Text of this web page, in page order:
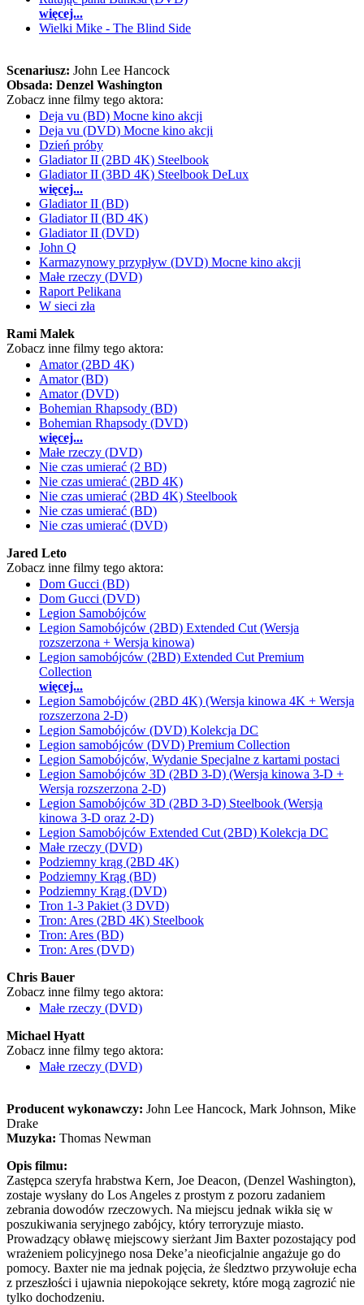
więcej...
Wielki Mike - The Blind Side
Scenariusz: John Lee Hancock
Obsada: Denzel Washington
Zobacz inne filmy tego aktora:
Deja vu (BD) Mocne kino akcji
Deja vu (DVD) Mocne kino akcji
Dzień próby
Gladiator II (2BD 4K) Steelbook
Gladiator II (3BD 4K) Steelbook DeLux
więcej...
Gladiator II (BD)
Gladiator II (BD 4K)
Gladiator II (DVD)
John Q
Karmazynowy przypływ (DVD) Mocne kino akcji
Małe rzeczy (DVD)
Raport Pelikana
W sieci zła
Rami Malek
Zobacz inne filmy tego aktora:
Amator (2BD 4K)
Amator (BD)
Amator (DVD)
Bohemian Rhapsody (BD)
Bohemian Rhapsody (DVD)
więcej...
Małe rzeczy (DVD)
Nie czas umierać (2 BD)
Nie czas umierać (2BD 4K)
Nie czas umierać (2BD 4K) Steelbook
Nie czas umierać (BD)
Nie czas umierać (DVD)
Jared Leto
Zobacz inne filmy tego aktora:
Dom Gucci (BD)
Dom Gucci (DVD)
Legion Samobójców
Legion Samobójców (2BD) Extended Cut (Wersja
rozszerzona + Wersja kinowa)
Legion samobójców (2BD) Extended Cut Premium
Collection
więcej...
Legion Samobójców (2BD 4K) (Wersja kinowa 4K + Wersja
rozszerzona 2-D)
Legion Samobójców (DVD) Kolekcja DC
Legion samobójców (DVD) Premium Collection
Legion Samobójców, Wydanie Specjalne z kartami postaci
Legion Samobójców 3D (2BD 3-D) (Wersja kinowa 3-D +
Wersja rozszerzona 2-D)
Legion Samobójców 3D (2BD 3-D) Steelbook (Wersja
kinowa 3-D oraz 2-D)
Legion Samobójców Extended Cut (2BD) Kolekcja DC
Małe rzeczy (DVD)
Podziemny krąg (2BD 4K)
Podziemny Krąg (BD)
Podziemny Krąg (DVD)
Tron 1-3 Pakiet (3 DVD)
Tron: Ares (2BD 4K) Steelbook
Tron: Ares (BD)
Tron: Ares (DVD)
Chris Bauer
Zobacz inne filmy tego aktora:
Małe rzeczy (DVD)
Michael Hyatt
Zobacz inne filmy tego aktora:
Małe rzeczy (DVD)
Producent wykonawczy: John Lee Hancock, Mark Johnson, Mike
Drake
Muzyka: Thomas Newman
Opis filmu:
Zastępca szeryfa hrabstwa Kern, Joe Deacon, (Denzel Washington),
zostaje wysłany do Los Angeles z prostym z pozoru zadaniem
zebrania dowodów rzeczowych. Na miejscu jednak wikła się w
poszukiwania seryjnego zabójcy, który terroryzuje miasto.
Prowadzący obławę miejscowy sierżant Jim Baxter pozostający pod
wrażeniem policyjnego nosa Deke’a nieoficjalnie angażuje go do
pomocy. Baxter nie ma jednak pojęcia, że śledztwo przywołuje echa
z przeszłości i ujawnia niepokojące sekrety, które mogą zagrozić nie
tylko dochodzeniu.